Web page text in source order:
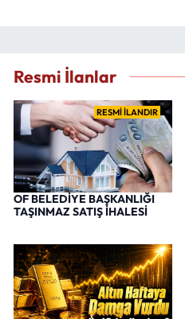
Resmi İlanlar
RESMİ İLANDIR
OF BELEDİYE BAŞKANLIĞI
TAŞINMAZ SATIŞ İHALESİ